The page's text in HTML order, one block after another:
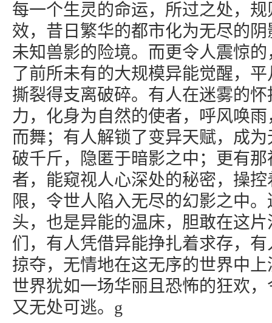
每一个生灵的命运，所过之处，
效，昔日繁华的都市化为无尽的
未知兽影的险境。而更令人震惊
了前所未有的大规模异能觉醒，
撕裂得支离破碎。有人在迷雾的
力，化身为自然的使者，呼风唤
而舞；有人解锁了变异天赋，成
破千斤，隐匿于暗影之中；更有
者，能窥视人心深处的秘密，操
限，令世人陷入无尽的幻影之中
头，也是异能的温床，胆敢在这
们，有人凭借异能挣扎着求存，
掠夺，无情地在这无序的世界中
世界犹如一场华丽且恐怖的狂欢
又无处可逃。g